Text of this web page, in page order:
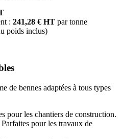
: 241,28 € HT par tonne
poids inclus)
de bennes adaptées à tous types
pour les chantiers de construction.
Parfaites pour les travaux de